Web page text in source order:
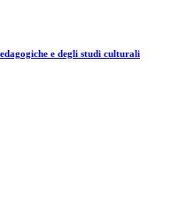
e degli studi culturali